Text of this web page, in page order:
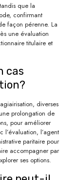
que la
confirmant
façon pérenne. La
une évaluation
titulaire et
cas
diverses
prolongation de
pour améliorer
l’évaluation, l’agent
paritaire pour
accompagner par
ses options.